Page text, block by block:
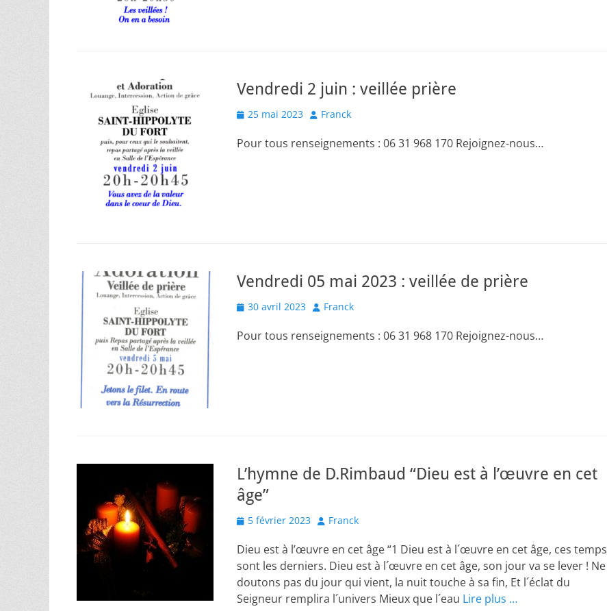
Vendredi 2 juin : veillée prière
Posted
25 mai 2023 Author
Franck
Pour tous renseignements : 06 31 968 170 Rejoignez-nous…
Vendredi 05 mai 2023 : veillée de prière
Posted
30 avril 2023 Author
Franck
Pour tous renseignements : 06 31 968 170 Rejoignez-nous…
L’hymne de D.Rimbaud “Dieu est à l’œuvre en cet
âge”
Posted
5 février 2023 Author
Franck
Dieu est à l’œuvre en cet âge “1 Dieu est à l´œuvre en cet âge, ces temps
sont les derniers. Dieu est à l´œuvre en cet âge, son jour va se lever ! Ne
doutons pas du jour qui vient, la nuit touche à sa fin, Et l´éclat du
Seigneur remplira l´univers Mieux que l´eau Lire plus …